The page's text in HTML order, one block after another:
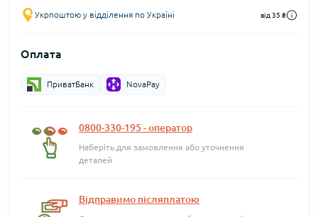
Укрпоштою у відділення по Україні від 35 ₴
Оплата
ПриватБанк NovaPay
0800-330-195 - оператор
Наберіть для замовлення або уточнення
деталей
Відправимо післяплатою